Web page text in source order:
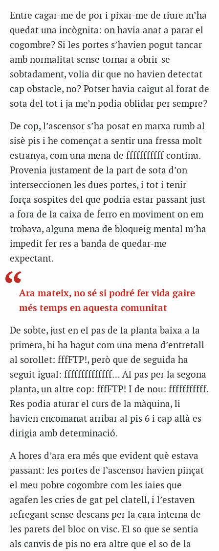
Entre cagar-me de por i pixar-me de riure m’ha
quedat una incògnita: on havia anat a parar el
cogombre? Si les portes s’havien pogut tancar
amb normalitat sense tornar a obrir-se
sobtadament, volia dir que no havien detectat
cap obstacle, no? Potser havia caigut al forat de
sota del tot i ja me’n podia oblidar per sempre?
De cop, l’ascensor s’ha posat en marxa rumb al
sisè pis i he començat a sentir una fressa molt
estranya, com una mena de fffffffffff continu.
Provenia justament de la part de sota d’on
interseccionen les dues portes, i tot i tenir
força sospites del que podria estar passant just
a fora de la caixa de ferro en moviment on em
trobava, alguna mena de bloqueig mental m’ha
impedit fer res a banda de quedar-me
expectant.
Ara mateix, no sé si podré fer vida gaire
més temps en aquesta comunitat
De sobte, just en el pas de la planta baixa a la
primera, hi ha hagut com una mena d’entretall
al sorollet: fffFTP!, però que de seguida ha
seguit igual: ffffffffffffff… Al pas per la segona
planta, un altre cop: fffFTP! I de nou: fffffffffff.
Res podia aturar el curs de la màquina, li
havien encomanat arribar al pis 6 i cap allà es
dirigia amb determinació.
A hores d’ara era més que evident què estava
passant: les portes de l’ascensor havien pinçat
el meu pobre cogombre com les iaies que
agafen les cries de gat pel clatell, i l’estaven
refregant sense descans per la cara interna de
les parets del bloc on visc. El so que se sentia
als canvis de pis no era altre que el so de la